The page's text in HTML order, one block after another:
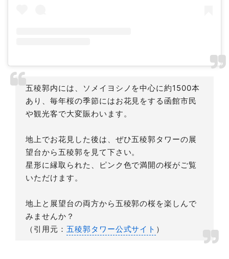
五稜郭内には、ソメイヨシノを中心に約1500本
あり、毎年桜の季節にはお花見をする函館市民
や観光客で大変賑わいます。
地上でお花見した後は、ぜひ五稜郭タワーの展
望台から五稜郭を見て下さい。
星形に縁取られた、ピンク色で満開の桜がご覧
いただけます。
地上と展望台の両方から五稜郭の桜を楽しんで
みませんか？
（引用元： 五稜郭タワー公式サイト ）